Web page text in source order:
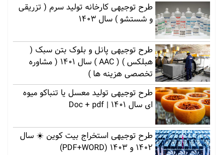
طرح توجیهی کارخانه تولید سرم ( تزریقی
و شستشو ) سال 1403
طرح توجیهی پانل و بلوک بتن سبک (
هبلکس ) ( AAC ) سال 1401 ( مشاوره
تخصصی هزینه ها )
طرح توجیهی تولید معسل یا تنباکو میوه
ای سال 1401 | Doc + pdf
طرح توجیهی استخراج بیت کوین ☀️ سال
1402 و 1403 (PDF+WORD)